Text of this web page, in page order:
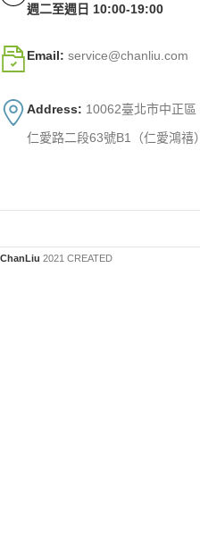
週二至週日 10:00-19:00
Email: service@chanliu.com
Address: 10062臺北市中正區
仁愛路二段63號B1（仁愛鴻禧）
ChanLiu 2021 CREATED